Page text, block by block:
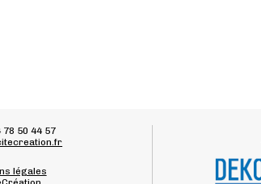
78 50 44 57
légales